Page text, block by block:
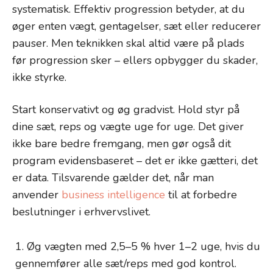
systematisk. Effektiv progression betyder, at du
øger enten vægt, gentagelser, sæt eller reducerer
pauser. Men teknikken skal altid være på plads
før progression sker – ellers opbygger du skader,
ikke styrke.
Start konservativt og øg gradvist. Hold styr på
dine sæt, reps og vægte uge for uge. Det giver
ikke bare bedre fremgang, men gør også dit
program evidensbaseret – det er ikke gætteri, det
er data. Tilsvarende gælder det, når man
anvender business intelligence til at forbedre
beslutninger i erhvervslivet.
Øg vægten med 2,5–5 % hver 1–2 uge, hvis du
gennemfører alle sæt/reps med god kontrol.